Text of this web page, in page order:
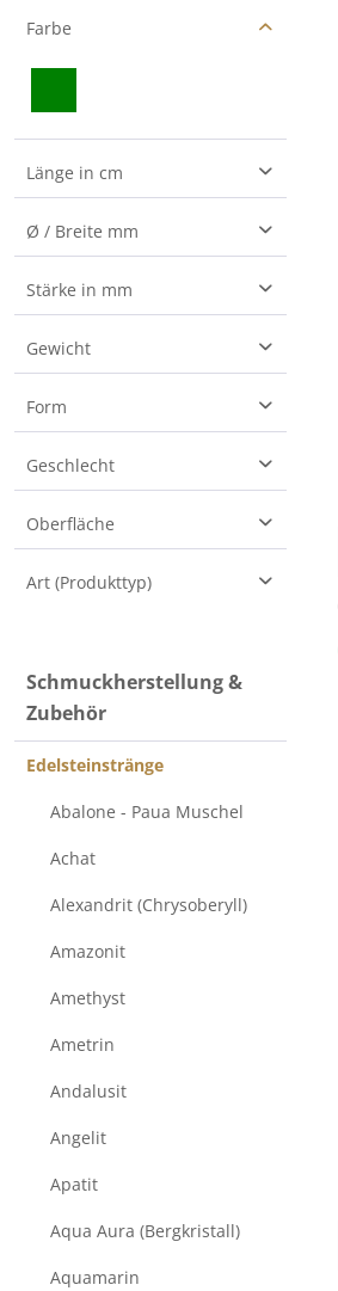
Farbe
Länge in cm
40
Ø / Breite mm
2
6
8
10
12
Stärke in mm
2
8
Gewicht
4.5 g
45 g
Form
Button
Kugel
Linse
Geschlecht
Damen
Oberfläche
facettiert
Art (Produkttyp)
Schmuckherstellung &
Zubehör
Edelsteinstränge
Abalone - Paua Muschel
Achat
Alexandrit (Chrysoberyll)
Amazonit
Amethyst
Ametrin
Andalusit
Angelit
Apatit
Aqua Aura (Bergkristall)
Aquamarin